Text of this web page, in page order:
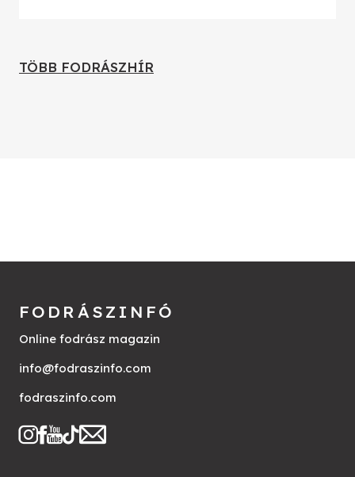
TÖBB FODRÁSZHÍR
FODRÁSZINFÓ
Online fodrász magazin
info@fodraszinfo.com
fodraszinfo.com